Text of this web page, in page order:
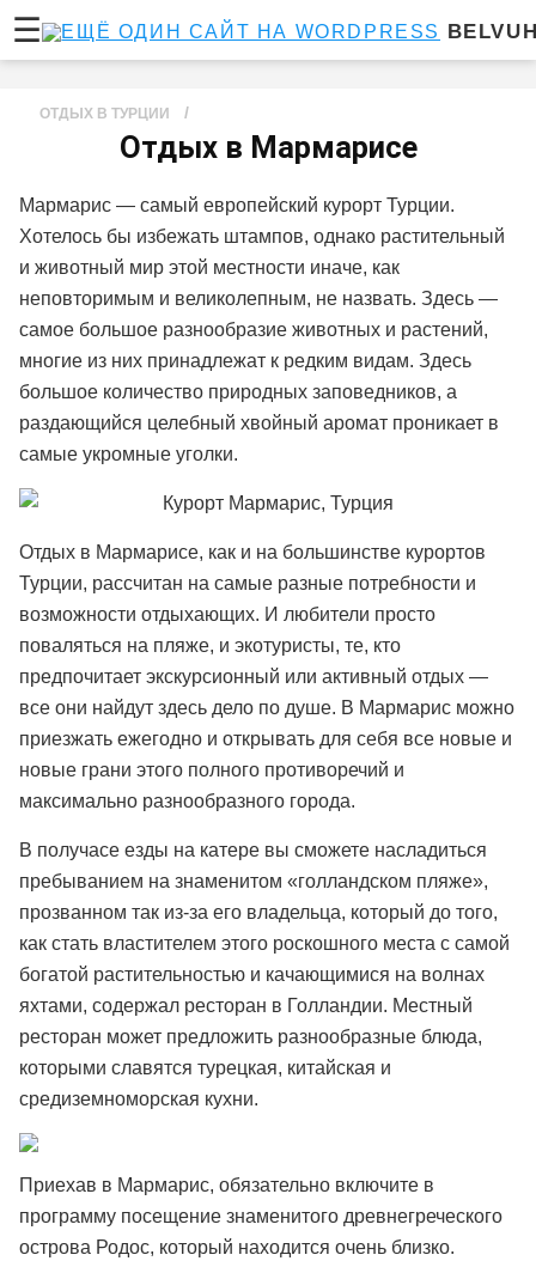
☰
ОТДЫХ В ТУРЦИИ /
Отдых в Мармарисе
Мармарис — самый европейский курорт Турции.
Хотелось бы избежать штампов, однако растительный
и животный мир этой местности иначе, как
неповторимым и великолепным, не назвать. Здесь —
самое большое разнообразие животных и растений,
многие из них принадлежат к редким видам. Здесь
большое количество природных заповедников, а
раздающийся целебный хвойный аромат проникает в
самые укромные уголки.
Отдых в Мармарисе, как и на большинстве курортов
Турции, рассчитан на самые разные потребности и
возможности отдыхающих. И любители просто
поваляться на пляже, и экотуристы, те, кто
предпочитает экскурсионный или активный отдых —
все они найдут здесь дело по душе. В Мармарис можно
приезжать ежегодно и открывать для себя все новые и
новые грани этого полного противоречий и
максимально разнообразного города.
В получасе езды на катере вы сможете насладиться
пребыванием на знаменитом «голландском пляже»,
прозванном так из-за его владельца, который до того,
как стать властителем этого роскошного места с самой
богатой растительностью и качающимися на волнах
яхтами, содержал ресторан в Голландии. Местный
ресторан может предложить разнообразные блюда,
которыми славятся турецкая, китайская и
средиземноморская кухни.
Приехав в Мармарис, обязательно включите в
программу посещение знаменитого древнегреческого
острова Родос, который находится очень близко.